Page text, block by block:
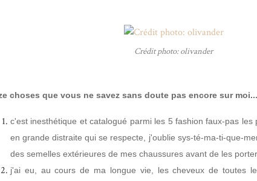
Crédit photo: olivander
choses que vous ne savez sans doute pas encore sur moi...
c'est inesthétique et catalogué parmi les 5 fashion faux-pas les
en grande distraite qui se respecte, j'oublie sys-té-ma-ti-que-
des semelles extérieures de mes chaussures avant de les porter.
j'ai eu, au cours de ma longue vie, les cheveux de toutes